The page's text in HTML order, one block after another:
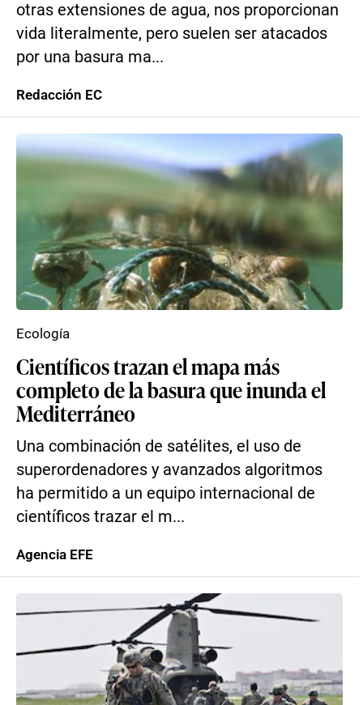
otras extensiones de agua, nos proporcionan
vida literalmente, pero suelen ser atacados
por una basura ma...
Redacción EC
Científicos trazan el mapa más
completo de la basura que inunda el
Mediterráneo
Una combinación de satélites, el uso de
superordenadores y avanzados algoritmos
ha permitido a un equipo internacional de
científicos trazar el m...
Ecología
Agencia EFE